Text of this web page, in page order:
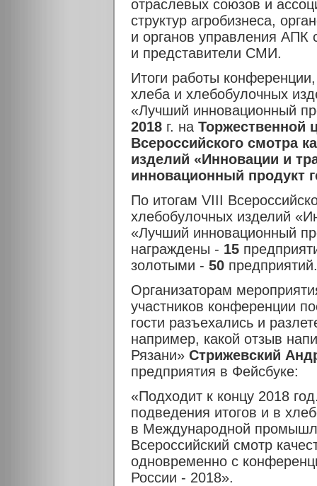
отраслевых союзов и
структур агробизнеса,
и органов управления АПК
и представители СМИ.
Итоги работы
хлеба и хлебобулочных
«Лучший инновационный
2018 г. на Торжественной
Всероссийского смотра
изделий «Инновации и
инновационный продукт
По итогам VIII
хлебобулочных изделий
«Лучший инновационный
награждены - 15
золотыми - 50
Организаторам
участников конференции
гости разъехались и
например, какой отзыв
Рязани» Стрижевский
предприятия в Фейсбуке:
«Подходит к концу 2018
подведения итогов и в
в Международной
Всероссийский смотр
одновременно с
России - 2018».